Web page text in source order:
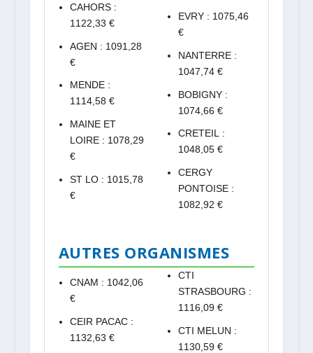
CAHORS :
1122,33 €
AGEN : 1091,28
€
MENDE :
1114,58 €
MAINE ET
LOIRE : 1078,29
€
ST LO : 1015,78
€
EVRY : 1075,46
€
NANTERRE :
1047,74 €
BOBIGNY :
1074,66 €
CRETEIL :
1048,05 €
CERGY
PONTOISE :
1082,92 €
AUTRES ORGANISMES
CNAM : 1042,06
€
CEIR PACAC :
1132,63 €
CTI
STRASBOURG :
1116,09 €
CTI MELUN :
1130,59 €